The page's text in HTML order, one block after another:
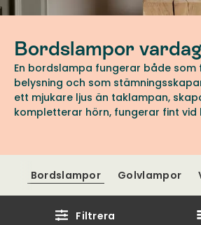
Bordslampor
En bordslampa fungerar både som
belysning och som
ett mjukare ljus än taklampan,
kompletterar hörn, fungerar fint vid
i proportion med rummets övriga
inredning. Välj bland olika material
mässing eller svart och vit metall
med både form och funktion i fokus.
Bordslampor Golvlampor
Filtrera